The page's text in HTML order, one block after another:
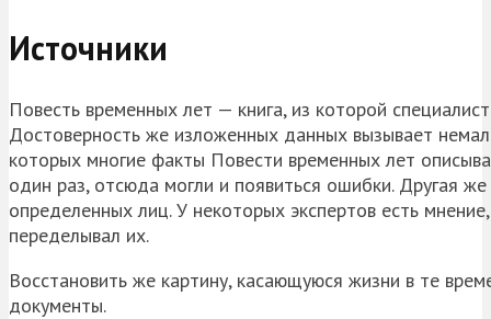
Источники
Повесть временных лет — книга, из которой
Достоверность же изложенных данных вызывает
которых многие факты Повести временных лет
один раз, отсюда могли и появиться ошибки. Другая
определенных лиц. У некоторых экспертов есть
переделывал их.
Восстановить же картину, касающуюся жизни в те
документы.